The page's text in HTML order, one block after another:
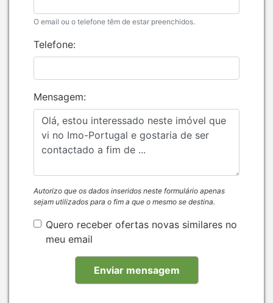
O email ou o telefone têm de estar preenchidos.
Telefone:
Mensagem:
Autorizo que os dados inseridos neste formulário apenas
sejam utilizados para o fim a que o mesmo se destina.
Quero receber ofertas novas similares no
meu email